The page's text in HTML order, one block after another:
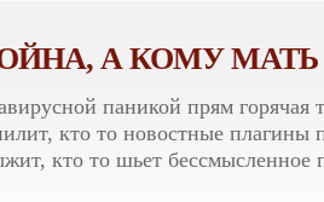
А КОМУ МАТЬ
паникой прям горячая
кто то новостные плагины
кто то шьет бессмысленное